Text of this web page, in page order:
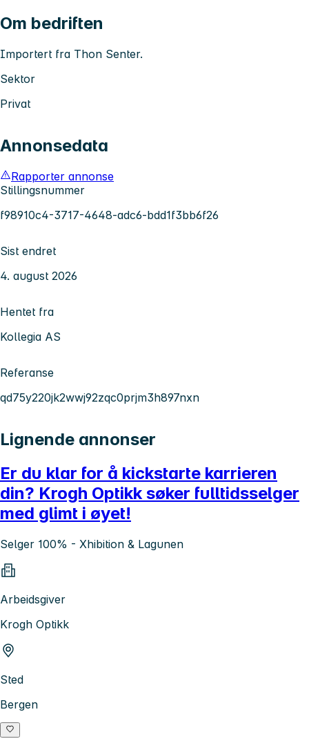
Om bedriften
Importert fra Thon Senter.
Sektor
Privat
Annonsedata
Rapporter annonse
Stillingsnummer
f98910c4-3717-4648-adc6-bdd1f3bb6f26
Sist endret
4. august 2026
Hentet fra
Kollegia AS
Referanse
qd75y220jk2wwj92zqc0prjm3h897nxn
Lignende annonser
Er du klar for å kickstarte karrieren
din? Krogh Optikk søker fulltidsselger
med glimt i øyet!
Selger 100% - Xhibition & Lagunen
Arbeidsgiver
Krogh Optikk
Sted
Bergen